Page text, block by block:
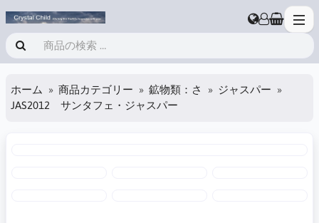
ホーム 商品カテゴリー 鉱物類：さ
ジャスパー
JAS2012 サンタフェ・ジャスパー